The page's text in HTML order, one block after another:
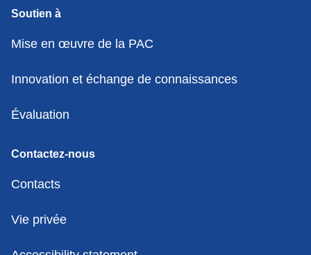
Soutien à
Mise en œuvre de la PAC
Innovation et échange de connaissances
Évaluation
Contactez-nous
Contacts
Vie privée